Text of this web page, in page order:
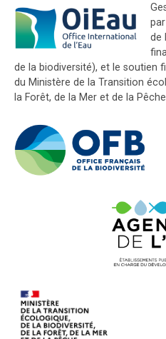
de
de la biodiversité), et le soutien
du Ministère de la Transition
la Forêt, de la Mer et de la